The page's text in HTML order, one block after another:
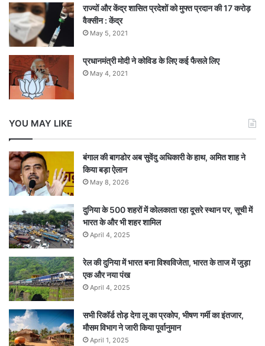
बनाए।
भारत के लिए भुवनेश्वर कुमार ने तीन विकेट लिए। मोहम्मद
शमी और रवींद्र जडेजा ने दो-दो विकेट। कुलदीप यादव ने
एक विकेट लिया।
Tags India National Cricket Team
राज्यों और केंद्र शासित प्रदेशों को मुफ्त प्रदान की 17 करोड़
वैक्सीन : केंद्र
May 5, 2021
प्रधानमंत्री मोदी ने कोविड के लिए कई फैसले लिए
May 4, 2021
YOU MAY LIKE
बंगाल की बागडोर अब सुवेंदु अधिकारी के हाथ, अमित शाह ने
किया बड़ा ऐलान
May 8, 2026
दुनिया के 500 शहरों में कोलकाता रहा दूसरे स्थान पर, सूची में
भारत के और भी शहर शामिल
April 4, 2025
रेल की दुनिया में भारत बना विश्वविजेता, भारत के ताज में जुड़ा
एक और नया पंख
April 4, 2025
सभी रिकॉर्ड तोड़ देगा लू का प्रकोप, भीषण गर्मी का इंतजार,
मौसम विभाग ने जारी किया पूर्वानुमान
April 1, 2025